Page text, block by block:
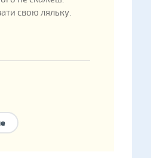
свою ляльку.